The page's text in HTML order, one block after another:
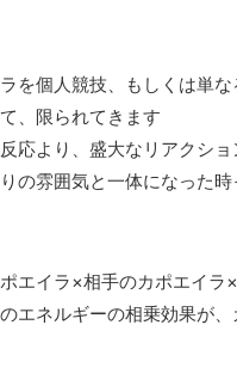
を個人競技、もしくは単
、限られてきます
応より、盛大なリアクシ
の雰囲気と一体になった
エイラ×相手のカポエイ
エネルギーの相乗効果が